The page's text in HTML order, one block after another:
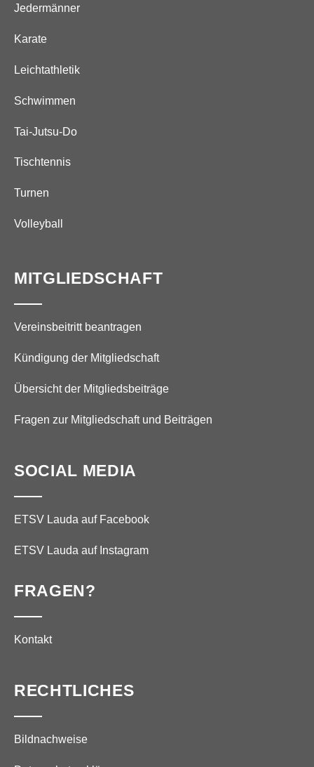
Jedermänner
Karate
Leichtathletik
Schwimmen
Tai-Jutsu-Do
Tischtennis
Turnen
Volleyball
MITGLIEDSCHAFT
Vereinsbeitritt beantragen
Kündigung der Mitgliedschaft
Übersicht der Mitgliedsbeiträge
Fragen zur Mitgliedschaft und Beiträgen
SOCIAL MEDIA
ETSV Lauda auf Facebook
ETSV Lauda auf Instagram
FRAGEN?
Kontakt
RECHTLICHES
Bildnachweise